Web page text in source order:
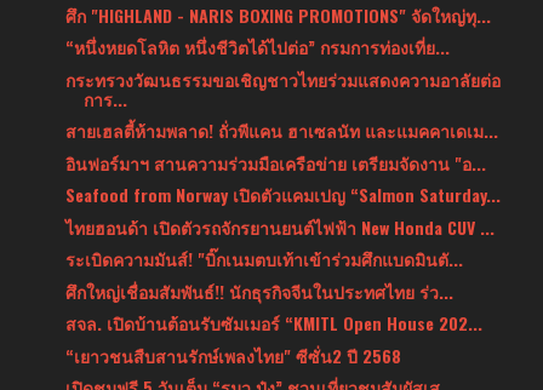
ศึก "HIGHLAND - NARIS BOXING PROMOTIONS" จัดใหญ่ทุ...
“หนึ่งหยดโลหิต หนึ่งชีวิตได้ไปต่อ” กรมการท่องเที่ย...
กระทรวงวัฒนธรรมขอเชิญชาวไทยร่วมแสดงความอาลัยต่อ
การ...
สายเฮลตี้ห้ามพลาด! ถั่วพีแคน ฮาเซลนัท และแมคคาเดเม...
อินฟอร์มาฯ สานความร่วมมือเครือข่าย เตรียมจัดงาน "อ...
Seafood from Norway เปิดตัวแคมเปญ “Salmon Saturday...
ไทยฮอนด้า เปิดตัวรถจักรยานยนต์ไฟฟ้า New Honda CUV ...
ระเบิดความมันส์! "บิ๊กเนมตบเท้าเข้าร่วมศึกแบดมินตั...
ศึกใหญ่เชื่อมสัมพันธ์!! นักธุรกิจจีนในประทศไทย ร่ว...
สจล. เปิดบ้านต้อนรับซัมเมอร์ “KMITL Open House 202...
“เยาวชนสืบสานรักษ์เพลงไทย" ซีซั่น2 ปี 2568